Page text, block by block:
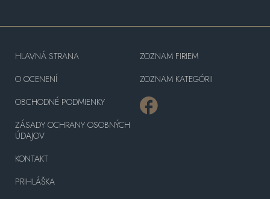
HLAVNÁ STRANA
O OCENENÍ
OBCHODNÉ PODMIENKY
ZÁSADY OCHRANY OSOBNÝCH
ÚDAJOV
KONTAKT
PRIHLÁŠKA
ZOZNAM FIRIEM
ZOZNAM KATEGÓRII